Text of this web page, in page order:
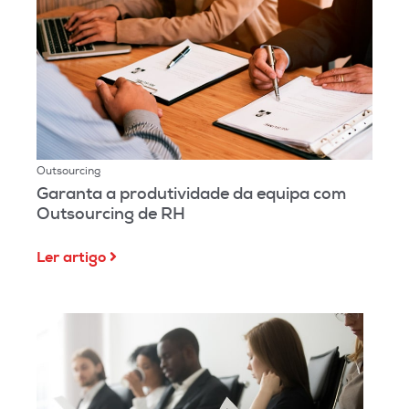
Outsourcing
Garanta a produtividade da equipa com
Outsourcing de RH
Ler artigo